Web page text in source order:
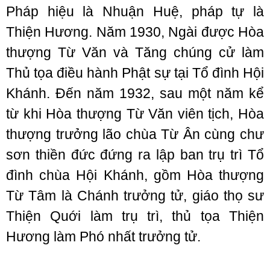
Pháp hiệu là Nhuận Huệ, pháp tự là
Thiện Hương. Năm 1930, Ngài được Hòa
thượng Từ Văn và Tăng chúng cử làm
Thủ tọa điều hành Phật sự tại Tổ đình Hội
Khánh. Đến năm 1932, sau một năm kể
từ khi Hòa thượng Từ Văn viên tịch, Hòa
thượng trưởng lão chùa Từ Ân cùng chư
sơn thiền đức đứng ra lập ban trụ trì Tổ
đình chùa Hội Khánh, gồm Hòa thượng
Từ Tâm là Chánh trưởng tử, giáo thọ sư
Thiện Quới làm trụ trì, thủ tọa Thiện
Hương làm Phó nhất trưởng tử.